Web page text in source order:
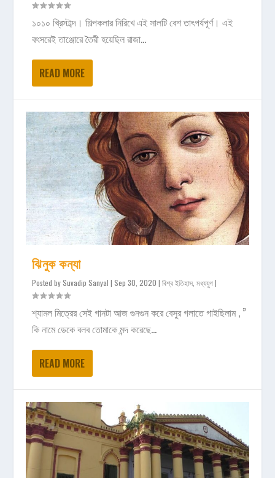
১০১০ খ্রিস্টাব্দ। শিল্পকলার নিরিখে এই সালটি বেশ তাৎপর্যপূর্ণ। এই
বৎসরেই তাঞ্জোরে তৈরী হয়েছিল রাজা...
READ MORE
ঝিনুক কন্যা
Posted by Suvadip Sanyal | Sep 30, 2020 |বিশ্ব ইতিহাস ,মধ্যযুগ|
শ্যামল মিত্রের সেই গানটা আজ গুনগুন করে বেসুর গলাতে গাইছিলাম , ”
কি নামে ডেকে বলব তোমাকে মন্দ করেছে...
READ MORE